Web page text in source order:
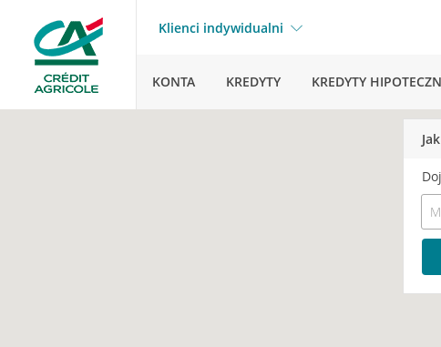
Klienci indywidualni
KONTA KREDYTY KREDYTY